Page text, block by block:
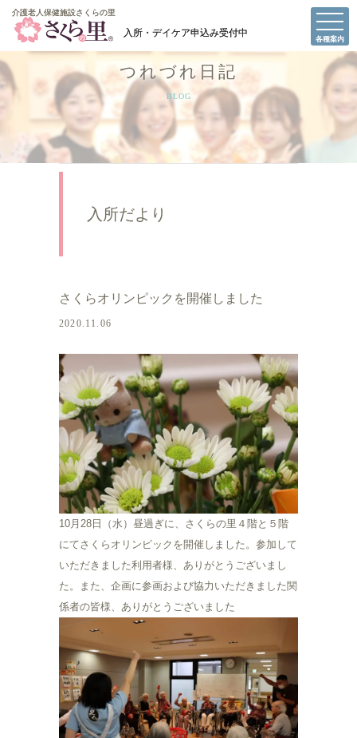
各種案内
介護老人保健施設さくらの里
介護老人保健施設さくらの里
つれづれ日記
BLOG
入所だより
さくらオリンピックを開催しました
2020.11.06
10月28日（水）昼過ぎに、さくらの里４階と５階
にてさくらオリンピックを開催しました。参加して
いただきました利用者様、ありがとうございまし
た。また、企画に参画および協力いただきました関
係者の皆様、ありがとうございました